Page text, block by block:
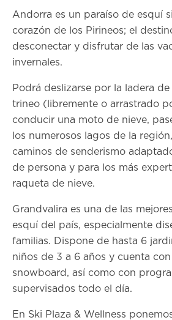
Andorra es un paraíso de esquí
corazón de los Pirineos; el
desconectar y disfrutar de las
invernales.
Podrá deslizarse por la ladera
trineo (libremente o arrastrado
conducir una moto de nieve,
los numerosos lagos de la
caminos de senderismo
de persona y para los más
raqueta de nieve.
Grandvalira es una de las
esquí del país, especialmente
familias. Dispone de hasta 6
niños de 3 a 6 años y cuenta
snowboard, así como con
supervisados todo el día.
En Ski Plaza & Wellness